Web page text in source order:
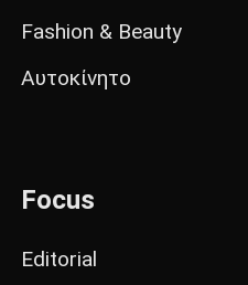
Fashion & Beauty
Αυτοκίνητο
Focus
Editorial